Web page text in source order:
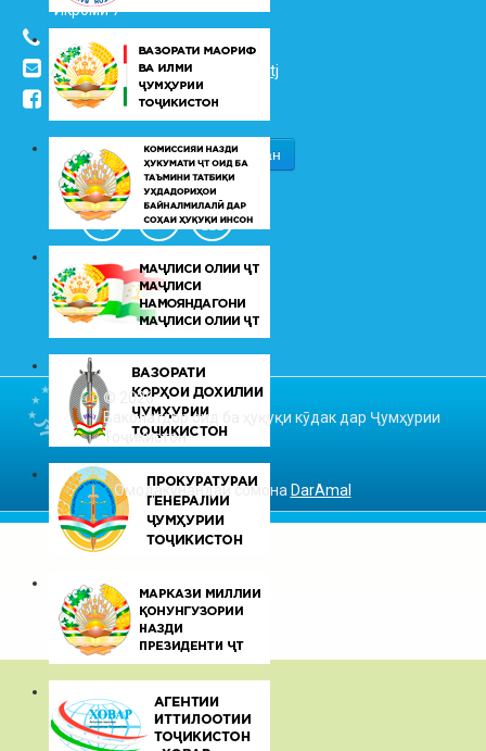
Икромӣ 7
(+992 37) 2217352
info@vhk.tj
info@ombudsman.tj
/kudakon
© 2026
Ваколатдор оид ба ҳуқуқи кӯдак дар Ҷумҳурии
Тоҷикистон
Омодакунандаи сомона DarAmal